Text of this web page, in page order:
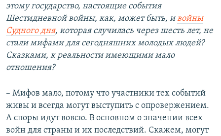
этому государство, настоящие события
Шестидневной войны, как, может быть, ивойны
Судного дня, которая случилась через шесть лет, не
стали мифами для сегодняшних молодых людей?
Сказками, к реальности имеющими мало
отношения?
– Мифов мало, потому что участники тех событий
живы и всегда могут выступить с опровержением.
А споры идут вовсю. В основном о значении всех
войн для страны и их последствий. Скажем, могут